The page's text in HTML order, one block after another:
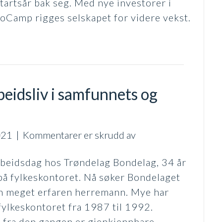
bak seg. Med nye investorer i
rigges selskapet for videre vekst.
i samfunnets og
| Kommentarer er skrudd avfor
etter
et
langt
arbeidsliv
hos Trøndelag Bondelag, 34 år
fylkeskontoret. Nå søker Bondelaget
erfaren herremann. Mye har
fra 1987 til 1992.